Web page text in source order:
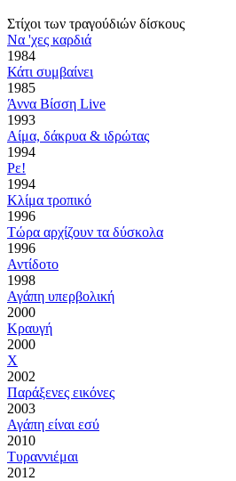
Στίχοι των τραγούδιών δίσκους
Να 'χες καρδιά
1984
Κάτι συμβαίνει
1985
Άννα Βίσση Live
1993
Αίμα, δάκρυα & ιδρώτας
1994
Ρε!
1994
Κλίμα τροπικό
1996
Τώρα αρχίζουν τα δύσκολα
1996
Αντίδοτο
1998
Αγάπη υπερβολική
2000
Κραυγή
2000
Χ
2002
Παράξενες εικόνες
2003
Αγάπη είναι εσύ
2010
Τυραννιέμαι
2012